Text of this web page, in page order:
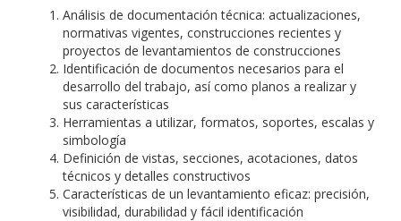
Análisis de documentación técnica: actualizaciones,
normativas vigentes, construcciones recientes y
proyectos de levantamientos de construcciones
Identificación de documentos necesarios para el
desarrollo del trabajo, así como planos a realizar y
sus características
Herramientas a utilizar, formatos, soportes, escalas y
simbología
Definición de vistas, secciones, acotaciones, datos
técnicos y detalles constructivos
Características de un levantamiento eficaz: precisión,
visibilidad, durabilidad y fácil identificación